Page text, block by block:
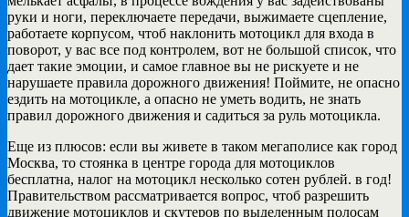
руки и ноги, переключаете передачи, выжимаете сцепление,
работаете корпусом, чтоб наклонить мотоцикл для входа в
поворот, у вас все под контролем, вот не большой список, что
дает такие эмоции, и самое главное вы не рискуете и не
нарушаете правила дорожного движения! Поймите, не опасно
ездить на мотоцикле, а опасно не уметь водить, не знать
правил дорожного движения и садиться за руль мотоцикла.
Еще из плюсов: если вы живете в таком мегаполисе как город
Москва, то стоянка в центре города для мотоциклов
бесплатна, налог на мотоцикл несколько сотен рублей. в год!
Правительством рассматривается вопрос, чтоб разрешить
движение мотоциклов и скутеров по выделенным полосам